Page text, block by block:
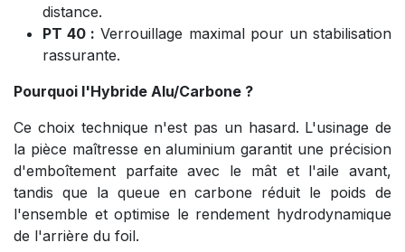
distance.
PT 40 : Verrouillage maximal pour un stabilisation
rassurante.
Pourquoi l'Hybride Alu/Carbone ?
Ce choix technique n'est pas un hasard. L'usinage de
la pièce maîtresse en aluminium garantit une précision
d'emboîtement parfaite avec le mât et l'aile avant,
tandis que la queue en carbone réduit le poids de
l'ensemble et optimise le rendement hydrodynamique
de l'arrière du foil.